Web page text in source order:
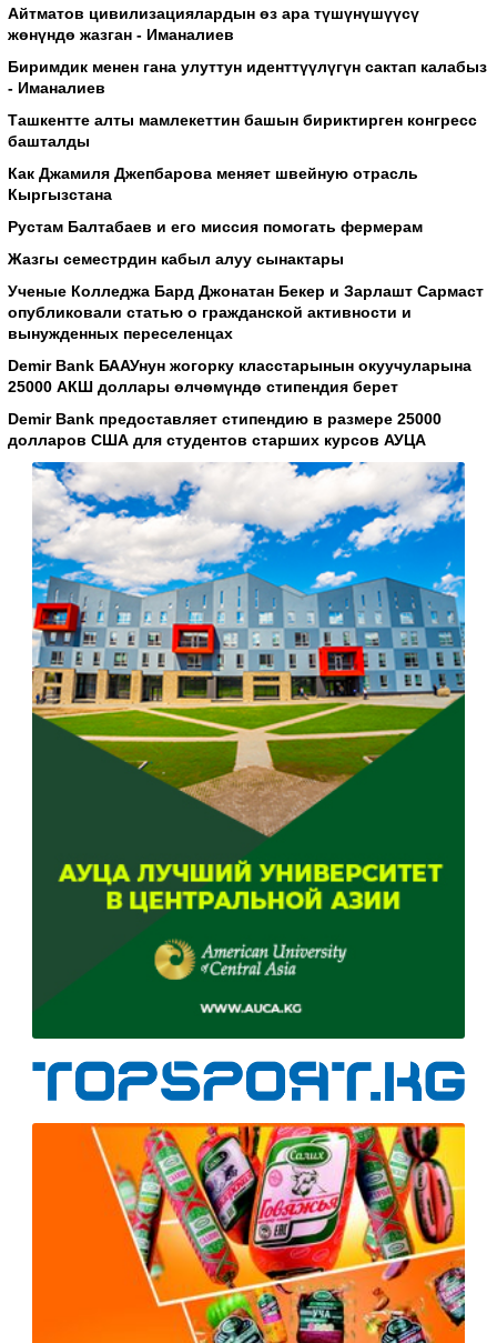
Айтматов цивилизациялардын өз ара түшүнүшүүсү
жөнүндө жазган - Иманалиев
Биримдик менен гана улуттун иденттүүлүгүн сактап калабыз
- Иманалиев
Ташкентте алты мамлекеттин башын бириктирген конгресс
башталды
Как Джамиля Джепбарова меняет швейную отрасль
Кыргызстана
Рустам Балтабаев и его миссия помогать фермерам
Жазгы семестрдин кабыл алуу сынактары
Ученые Колледжа Бард Джонатан Бекер и Зарлашт Сармаст
опубликовали статью о гражданской активности и
вынужденных переселенцах
Demir Bank БААУнун жогорку класстарынын окуучуларына
25000 АКШ доллары өлчөмүндө стипендия берет
Demir Bank предоставляет стипендию в размере 25000
долларов США для студентов старших курсов АУЦА